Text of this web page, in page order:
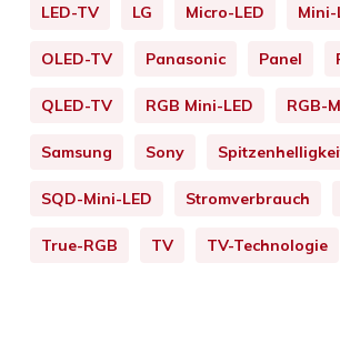
LED-TV LG Micro-LED Mini-
OLED-TV Panasonic Panel
QLED-TV RGB Mini-LED RGB-
Samsung Sony
SQD-Mini-LED Stromverbrauch
True-RGB TV TV-Technologie